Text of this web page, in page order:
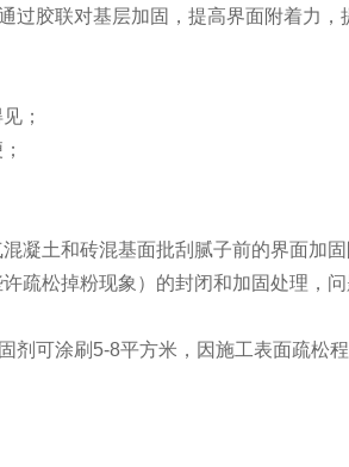
过胶联对基层加固，提高界面附着力
；
凝土和砖混基面批刮腻子前的界面加固
疏松掉粉现象）的封闭和加固处理，
剂可涂刷5-8平方米，因施工表面疏松